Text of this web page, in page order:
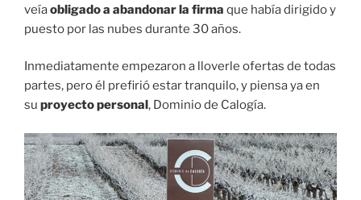
veíaobligado a abandonar la firma que había dirigido y
puesto por las nubes durante 30 años.
Inmediatamente empezaron a lloverle ofertas de todas
partes, pero él prefirió estar tranquilo, y piensa ya en
su proyecto personal, Dominio de Calogía.